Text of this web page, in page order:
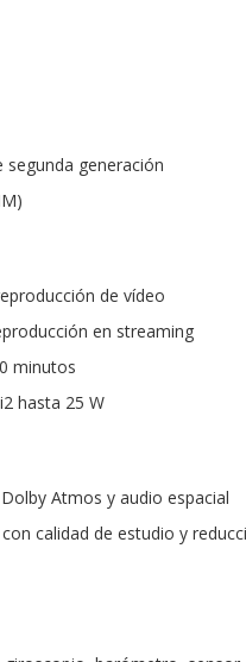
segunda generación
de vídeo
en streaming
minutos
hasta 25 W
Atmos y audio espacial
calidad de estudio y